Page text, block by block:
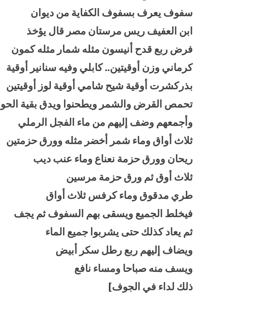
سفوف يعرف بسفوف الكفاية من ديوان
ابن العفيف ريس مرستان مصر قال يؤخذ
فرض ربع قدح أنيسون مثله شمار مثله كمون
كرماني وزن أوقيتين.. كابلي وفيه سنانير أوقية
بذركشرت أوقية شيح شامي أوقية لوز أوقيتين
تحمص القرض والشمر ويطحنوا ويدق بقية
وأجمعهم وضف إليهم من ماء الفجل الرملي
ثلاث أواق وماء شمر أخضر مثله وورق حزمتين
ريحان وورق حزمة نعناع وماء عنب ديب
ثلاث أوق ثم ورق حزمة مرسين
طري مدقوق وماء كرفس ثلاث أواق
فيخلط الجميع ويسقى بهم السفوف ثم يجف
ثم يعاد كذلك حتى يشربوا جميع الماء
ويضاف إليهم ربع رطل سكر أبيض
ويسف منه صباحا ومساء نافع
ذلك لداء في الجوف]